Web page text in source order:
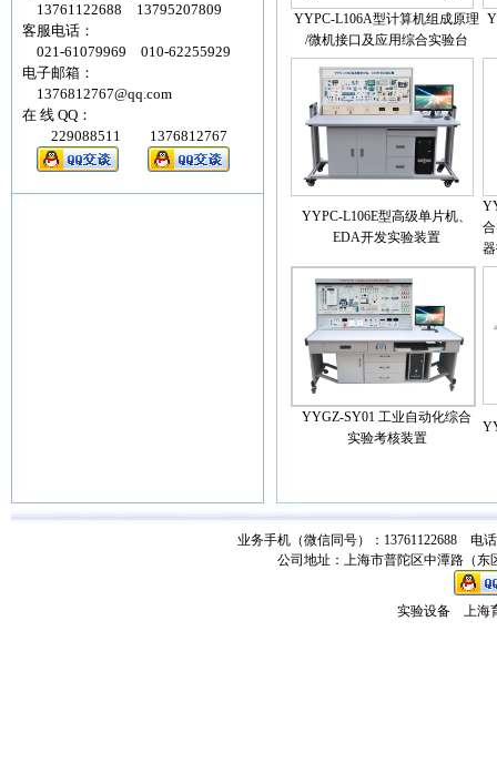
13761122688 13795207809
客服电话：
021-61079969 010-62255929
电子邮箱：
1376812767@qq.com
在 线 QQ：
229088511 1376812767
YYPC-L106A型计算机组成原理
/微机接口及应用综合实验台
YYPC-L106E型高级单片机、
EDA开发实验装置
YYGZ-SY01 工业自动化综合
实验考核装置
业务手机（微信同号）：13761122688 电
公司地址：上海市普陀区中潭路（
实验设备 上海